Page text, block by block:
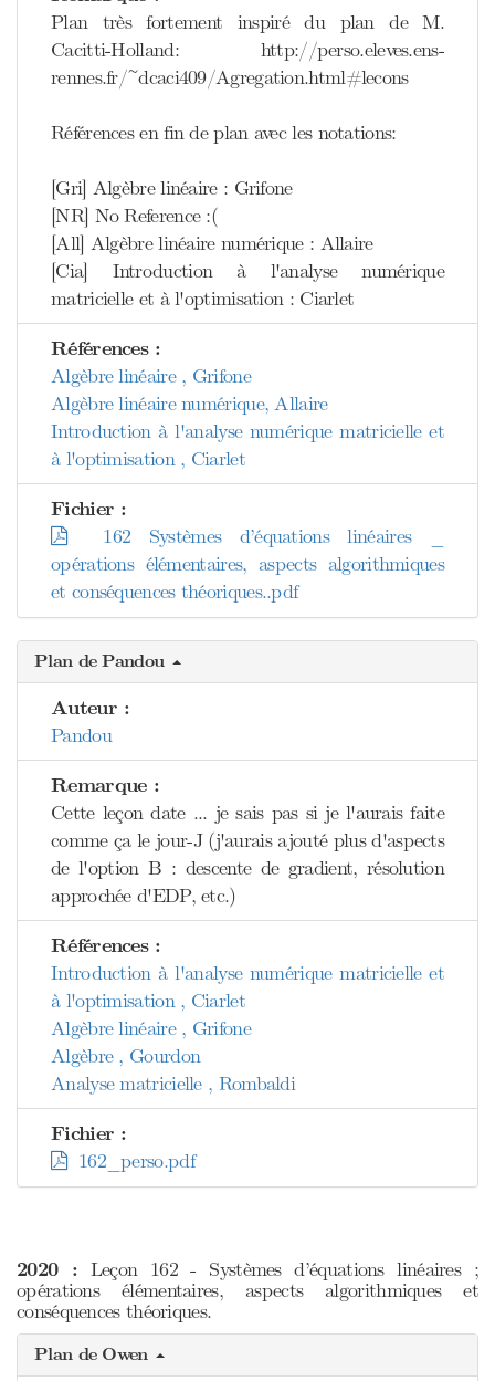
Plan très fortement inspiré du plan de M.
Cacitti-Holland: http://perso.eleves.ens-
rennes.fr/~dcaci409/Agregation.html#lecons
Références en fin de plan avec les notations:
[Gri] Algèbre linéaire : Grifone
[NR] No Reference :(
[All] Algèbre linéaire numérique : Allaire
[Cia] Introduction à l'analyse numérique
matricielle et à l'optimisation : Ciarlet
Références :
Algèbre linéaire , Grifone
Algèbre linéaire numérique, Allaire
Introduction à l'analyse numérique matricielle et
à l'optimisation , Ciarlet
Fichier :
162 Systèmes d’équations linéaires _
opérations élémentaires, aspects algorithmiques
et conséquences théoriques..pdf
Plan de Pandou
Auteur :
Pandou
Remarque :
Cette leçon date ... je sais pas si je l'aurais faite
comme ça le jour-J (j'aurais ajouté plus d'aspects
de l'option B : descente de gradient, résolution
approchée d'EDP, etc.)
Références :
Introduction à l'analyse numérique matricielle et
à l'optimisation , Ciarlet
Algèbre linéaire , Grifone
Algèbre , Gourdon
Analyse matricielle , Rombaldi
Fichier :
162_perso.pdf
2020 : Leçon 162 - Systèmes d’équations linéaires ;
opérations élémentaires, aspects algorithmiques et
conséquences théoriques.
Plan de Owen